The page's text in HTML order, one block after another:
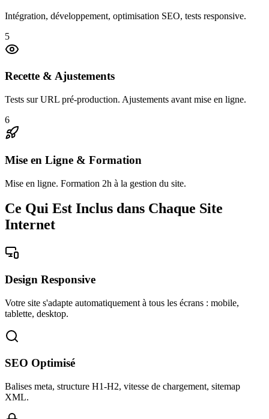
Intégration, développement, optimisation SEO, tests responsive.
5
Recette & Ajustements
Tests sur URL pré-production. Ajustements avant mise en ligne.
6
Mise en Ligne & Formation
Mise en ligne. Formation 2h à la gestion du site.
Ce Qui Est Inclus dans Chaque Site
Internet
Design Responsive
Votre site s'adapte automatiquement à tous les écrans : mobile,
tablette, desktop.
SEO Optimisé
Balises meta, structure H1-H2, vitesse de chargement, sitemap
XML.